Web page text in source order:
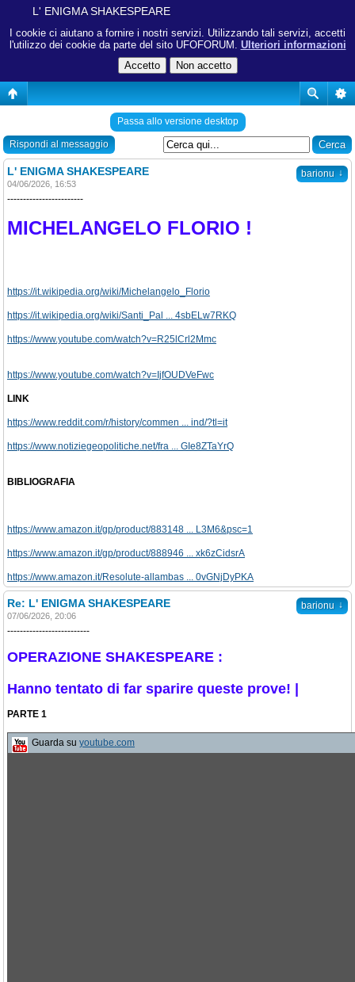
I cookie ci aiutano a fornire i nostri servizi. Utilizzando tali servizi, accetti
l'utilizzo dei cookie da parte del sito UFOFORUM. Ulteriori informazioni
L' ENIGMA SHAKESPEARE
Passa allo versione desktop
Rispondi al messaggio
barionu ↓
L' ENIGMA SHAKESPEARE
04/06/2026, 16:53
------------------------
MICHELANGELO FLORIO !
https://it.wikipedia.org/wiki/Michelangelo_Florio
https://it.wikipedia.org/wiki/Santi_Pal ... 4sbELw7RKQ
https://www.youtube.com/watch?v=R25lCrl2Mmc
https://www.youtube.com/watch?v=IjfOUDVeFwc
LINK
https://www.reddit.com/r/history/commen ... ind/?tl=it
https://www.notiziegeopolitiche.net/fra ... GIe8ZTaYrQ
BIBLIOGRAFIA
https://www.amazon.it/gp/product/883148 ... L3M6&psc=1
https://www.amazon.it/gp/product/888946 ... xk6zCidsrA
https://www.amazon.it/Resolute-allambas ... 0vGNjDyPKA
barionu ↓
Re: L' ENIGMA SHAKESPEARE
07/06/2026, 20:06
--------------------------
OPERAZIONE SHAKESPEARE :
Hanno tentato di far sparire queste prove! |
PARTE 1
Guarda su youtube.com